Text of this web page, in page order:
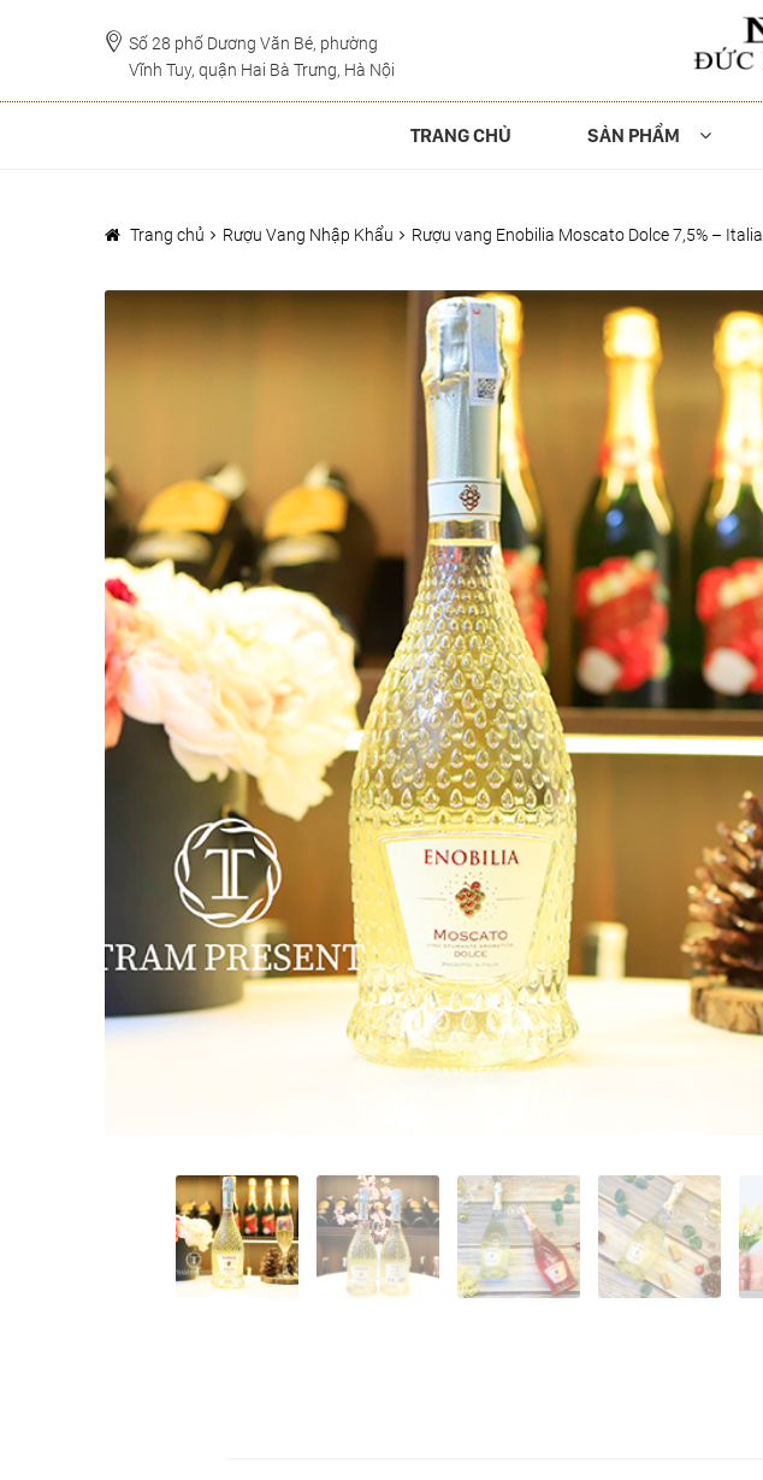
đến
Điều
hướng
đến
nội
dung
Số 28 phố Dương Văn Bé, phường
Vĩnh Tuy, quận Hai Bà Trưng, Hà Nội
TRANG CHỦ SẢN PHẨM
Trang chủ Rượu Vang Nhập Khẩu Rượu vang Enobilia Moscato Dolce 7,5% – Italia